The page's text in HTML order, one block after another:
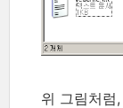
위 그림처럼